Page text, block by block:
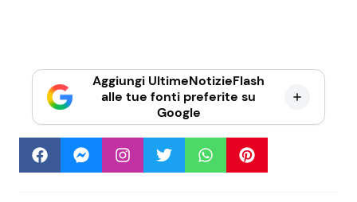
Aggiungi UltimeNotizieFlash
alle tue fonti preferite su
Google